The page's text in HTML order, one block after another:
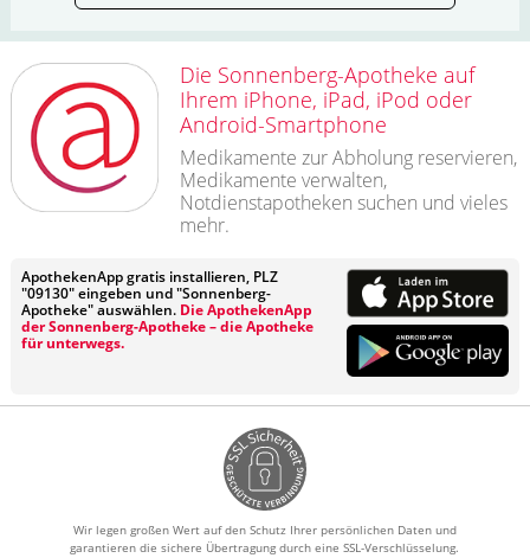
Die Sonnenberg-Apotheke auf
Ihrem iPhone, iPad, iPod oder
Android-Smartphone
Medikamente zur Abholung reservieren,
Medikamente verwalten,
Notdienstapotheken suchen und vieles
mehr.
ApothekenApp gratis installieren, PLZ
"09130" eingeben und "Sonnenberg-
Apotheke" auswählen. Die ApothekenApp
der Sonnenberg-Apotheke – die Apotheke
für unterwegs.
Wir legen großen Wert auf den Schutz Ihrer persönlichen Daten und
garantieren die sichere Übertragung durch eine SSL-Verschlüsselung.